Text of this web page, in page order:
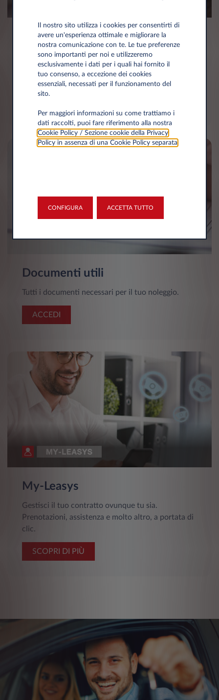
Leasys network
Per le tue esigenze di mobilità, assistenza e
ricarica, i migliori centri della rete Leasys sono a
tua disposizione su tutto il territorio nazionale.
Documenti utili
Tutti i documenti necessari per il tuo noleggio.
ACCEDI
My-Leasys
Gestisci il tuo contratto ovunque tu sia.
Prenotazioni, assistenza e molto altro, a portata di
clic.
SCOPRI DI PIÙ
Il nostro sito utilizza i cookies per consentirti di
avere un'esperienza ottimale e migliorare la
nostra comunicazione con te. Le tue preferenze
sono importanti per noi e utilizzeremo
esclusivamente i dati per i quali hai fornito il
tuo consenso, a eccezione dei cookies
essenziali, necessati per il funzionamento del
sito.
Per maggiori informazioni su come trattiamo i
dati raccolti, puoi fare riferimento alla nostra
Cookie Policy / Sezione cookie della Privacy
Policy in assenza di una Cookie Policy separata
CONFIGURA ACCETTA TUTTO